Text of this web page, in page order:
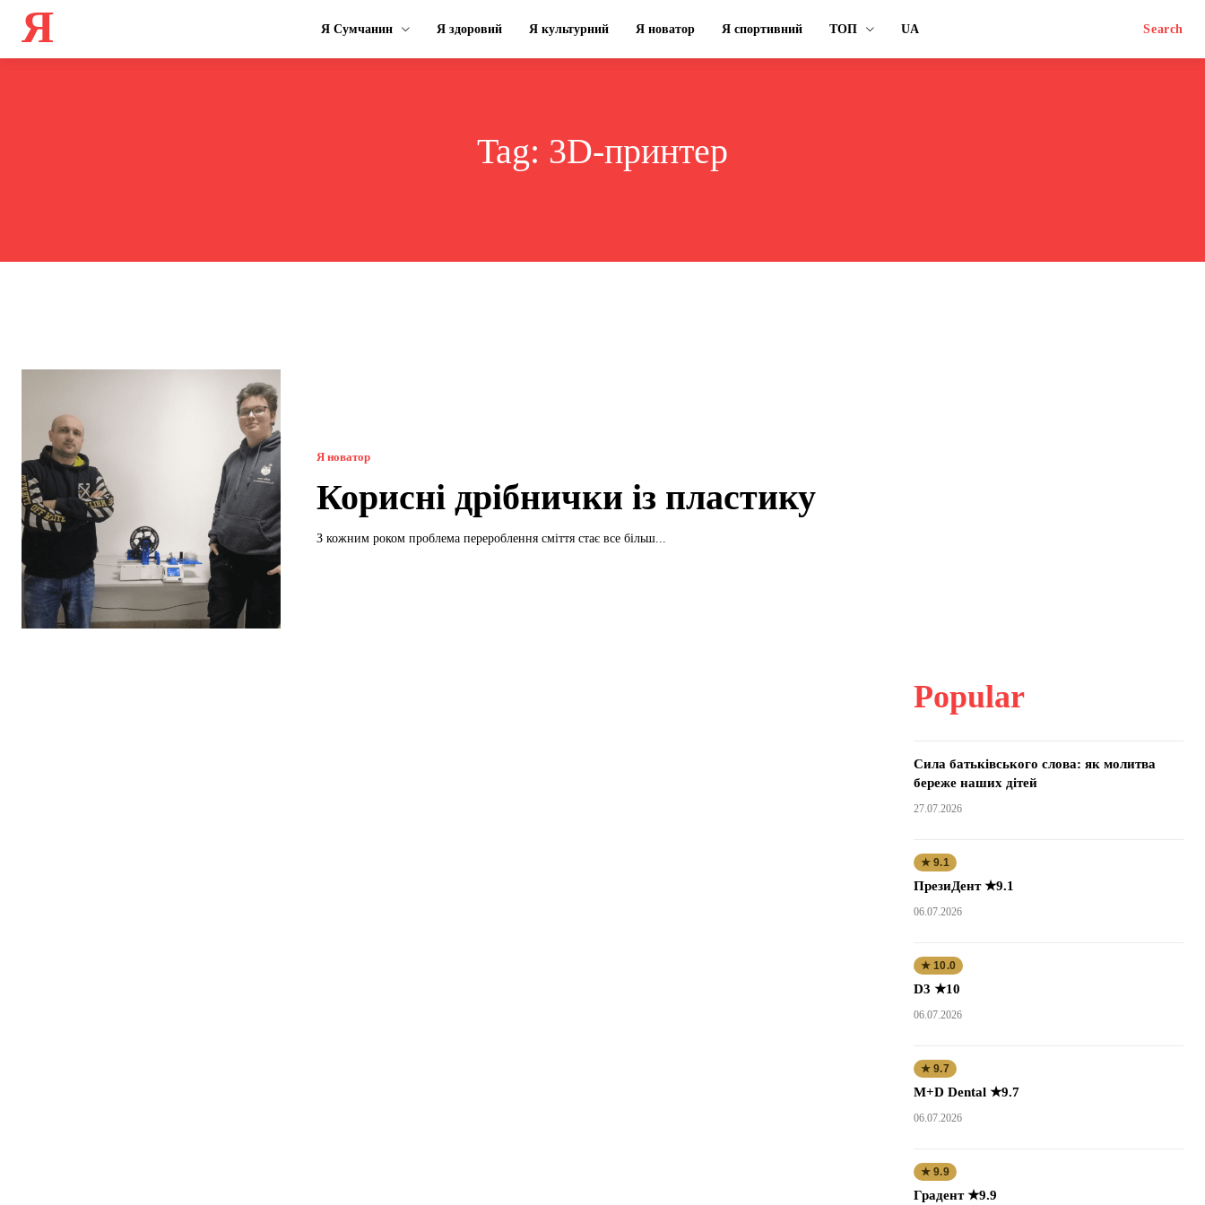
Я Я Сумчанин Я здоровий Я культурний Я новатор Я спортивний ТОП UA Search
Tag: 3D-принтер
Я новатор
Корисні дрібнички із пластику
З кожним роком проблема перероблення сміття стає все більш...
Popular
Сила батьківського слова: як молитва
береже наших дітей
27.07.2026
★ 9.1
ПрезиДент ★9.1
06.07.2026
★ 10.0
D3 ★10
06.07.2026
★ 9.7
M+D Dental ★9.7
06.07.2026
★ 9.9
Градент ★9.9